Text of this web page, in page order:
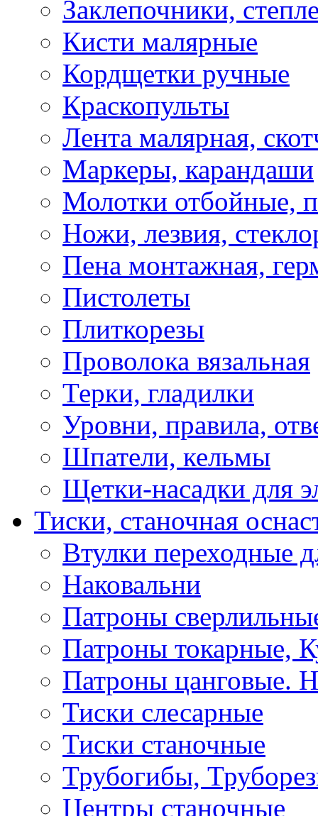
Заклепочники,
Кисти малярные
Кордщетки ручные
Краскопульты
Лента малярная,
Маркеры, карандаши
Молотки отбойные,
Ножи, лезвия,
Пена монтажная,
Пистолеты
Плиткорезы
Проволока вязальная
Терки, гладилки
Уровни, правила,
Шпатели, кельмы
Щетки-насадки для
Тиски, станочная
Втулки переходные
Наковальни
Патроны
Патроны токарные,
Патроны цанговые.
Тиски слесарные
Тиски станочные
Трубогибы,
Центры станочные